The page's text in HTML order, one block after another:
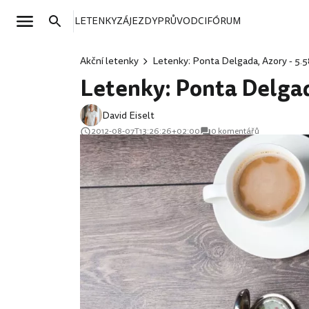
LETENKYZÁJEZDYPRŮVODCIFÓRUM
Akční letenky Letenky: Ponta Delgada, Azory -
Letenky: Ponta
David Eiselt
2012-08-07T13:26:26+02:00 0 komentářů